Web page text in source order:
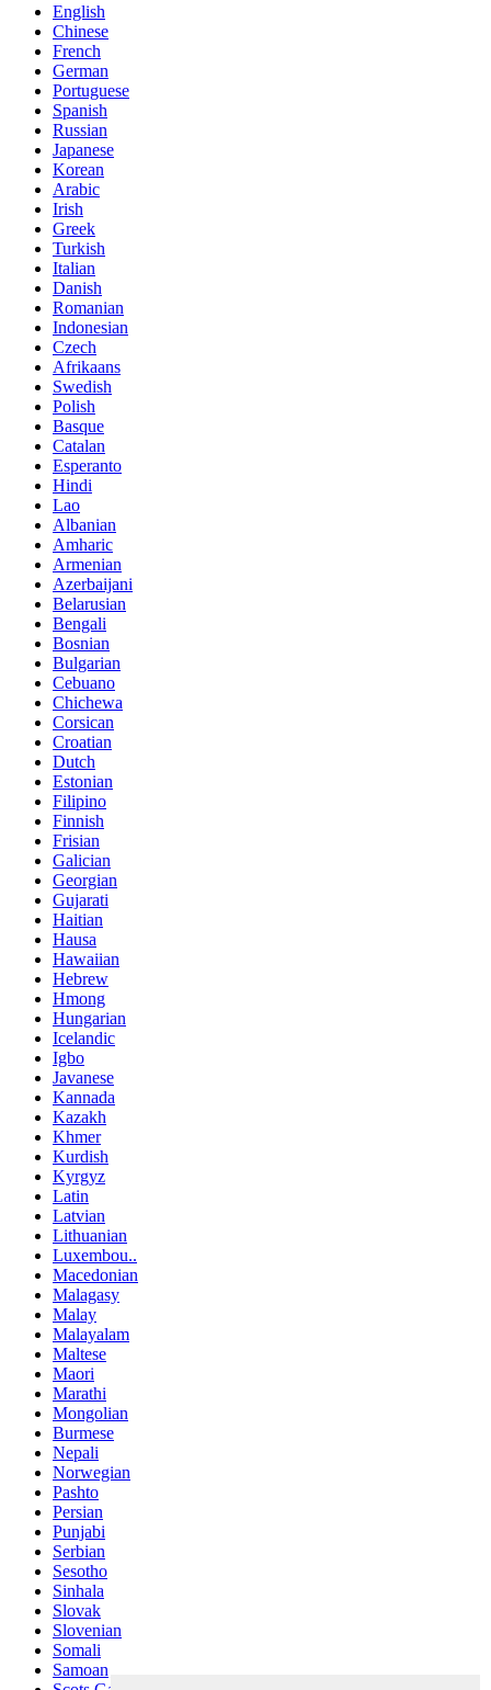
English
Chinese
French
German
Portuguese
Spanish
Russian
Japanese
Korean
Arabic
Irish
Greek
Turkish
Italian
Danish
Romanian
Indonesian
Czech
Afrikaans
Swedish
Polish
Basque
Catalan
Esperanto
Hindi
Lao
Albanian
Amharic
Armenian
Azerbaijani
Belarusian
Bengali
Bosnian
Bulgarian
Cebuano
Chichewa
Corsican
Croatian
Dutch
Estonian
Filipino
Finnish
Frisian
Galician
Georgian
Gujarati
Haitian
Hausa
Hawaiian
Hebrew
Hmong
Hungarian
Icelandic
Igbo
Javanese
Kannada
Kazakh
Khmer
Kurdish
Kyrgyz
Latin
Latvian
Lithuanian
Luxembou..
Macedonian
Malagasy
Malay
Malayalam
Maltese
Maori
Marathi
Mongolian
Burmese
Nepali
Norwegian
Pashto
Persian
Punjabi
Serbian
Sesotho
Sinhala
Slovak
Slovenian
Somali
Samoan